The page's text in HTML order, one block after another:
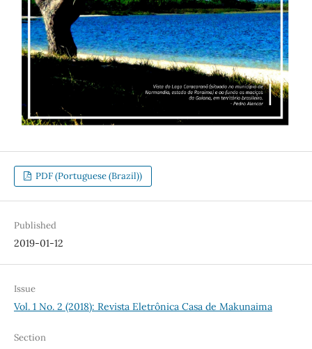
PDF (Portuguese (Brazil))
Published
2019-01-12
Issue
Vol. 1 No. 2 (2018): Revista Eletrônica Casa de Makunaima
Section